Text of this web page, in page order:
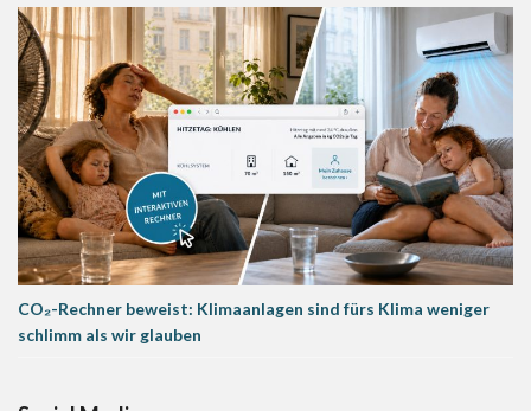
CO₂-Rechner beweist: Klimaanlagen sind fürs Klima weniger
schlimm als wir glauben